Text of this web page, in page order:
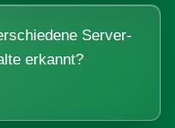
Server-
erkannt?